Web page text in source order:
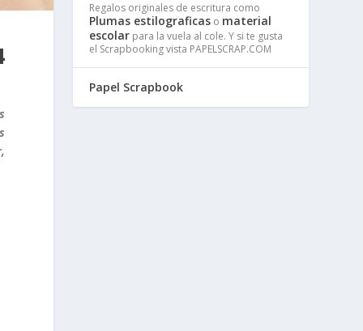
Regalos originales de escritura como
Plumas estilograficas o material
escolar para la vuela al cole. Y si te gusta
el Scrapbooking vista PAPELSCRAP.COM
Papel Scrapbook